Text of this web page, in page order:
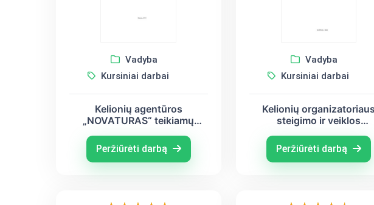
Vadyba
Kursiniai darbai
Kelionių agentūros
„NOVATURAS“ teikiamų
Peržiūrėti darbą
Vadyba
Kursiniai darbai
Kelionių organizatoriaus
steigimo ir veiklos
Peržiūrėti darbą